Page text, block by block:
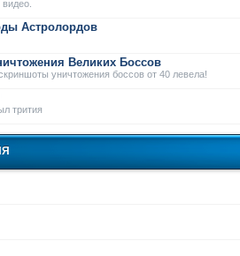
Астролордов
Великих Боссов
уничтожения боссов от 40 левела!
трития